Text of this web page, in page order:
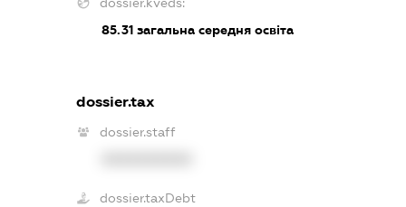
85.31загальна середня освіта
dossier.tax
dossier.staff
dossier.taxDebt